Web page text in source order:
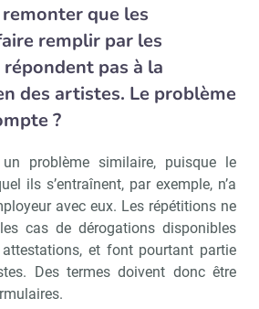
que les
remplir par les
pas à la
des artistes. Le problème
?
problème similaire, puisque le
ils s’entraînent, par exemple, n’a
avec eux. Les répétitions ne
cas de dérogations disponibles
et font pourtant partie
Des termes doivent donc être